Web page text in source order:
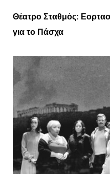
Θέατρο Σταθμός:
για το Πάσχα